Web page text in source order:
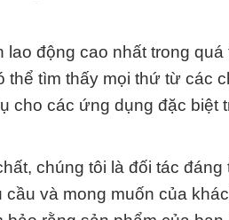
động cao nhất trong
tìm thấy mọi thứ từ các
cho các ứng dụng đặc biệt
chúng tôi là đối tác đáng
và mong muốn của